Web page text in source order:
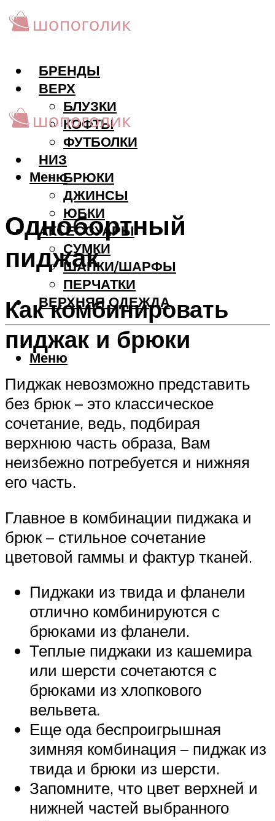
БРЕНДЫ
ВЕРХ
БЛУЗКИ
КОФТЫ
ФУТБОЛКИ
НИЗ
БРЮКИ
ДЖИНСЫ
ЮБКИ
АКCЕССУАРЫ
СУМКИ
ШАПКИ/ШАРФЫ
ПЕРЧАТКИ
ВЕРХНЯЯ ОДЕЖДА
Меню
Меню
Однобортный
пиджак
Как комбинировать
пиджак и брюки
Пиджак невозможно представить
без брюк – это классическое
сочетание, ведь, подбирая
верхнюю часть образа, Вам
неизбежно потребуется и нижняя
его часть.
Главное в комбинации пиджака и
брюк – стильное сочетание
цветовой гаммы и фактур тканей.
Пиджаки из твида и фланели
отлично комбинируются с
брюками из фланели.
Теплые пиджаки из кашемира
или шерсти сочетаются с
брюками из хлопкового
вельвета.
Еще ода беспроигрышная
зимняя комбинация – пиджак из
твида и брюки из шерсти.
Запомните, что цвет верхней и
нижней частей выбранного